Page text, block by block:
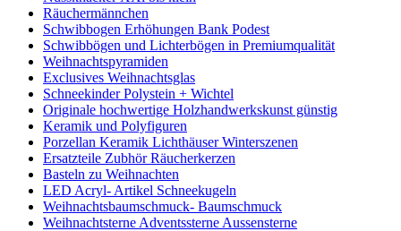
Räuchermännchen
Schwibbogen Erhöhungen Bank Podest
Schwibbögen und Lichterbögen in Premiumqualität
Weihnachtspyramiden
Exclusives Weihnachtsglas
Schneekinder Polystein + Wichtel
Originale hochwertige Holzhandwerkskunst günstig
Keramik und Polyfiguren
Porzellan Keramik Lichthäuser Winterszenen
Ersatzteile Zubhör Räucherkerzen
Basteln zu Weihnachten
LED Acryl- Artikel Schneekugeln
Weihnachtsbaumschmuck- Baumschmuck
Weihnachtsterne Adventssterne Aussensterne